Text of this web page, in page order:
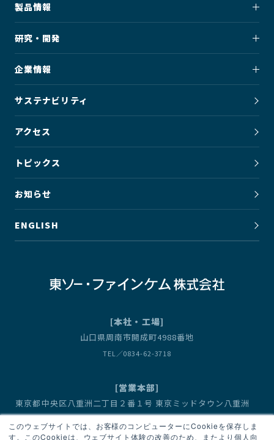
このウェブサイトでは、お客様のコンピューターにCookieを保存しま
す。このCookieは、ウェブサイト体験の改善のため、またより個人向
[本社・工場]
山口県周南市開成町4988番地
TEL／0834-62-3718
[営業本部]
東京都中央区八重洲二丁目２番１号 東京ミッドタウン八重洲
八重洲セントラルタワー
営業1部（有機金属化合物） TEL／03-6636-3667
製品情報
研究・開発
企業情報
サステナビリティ
アクセス
トピックス
お知らせ
ENGLISH